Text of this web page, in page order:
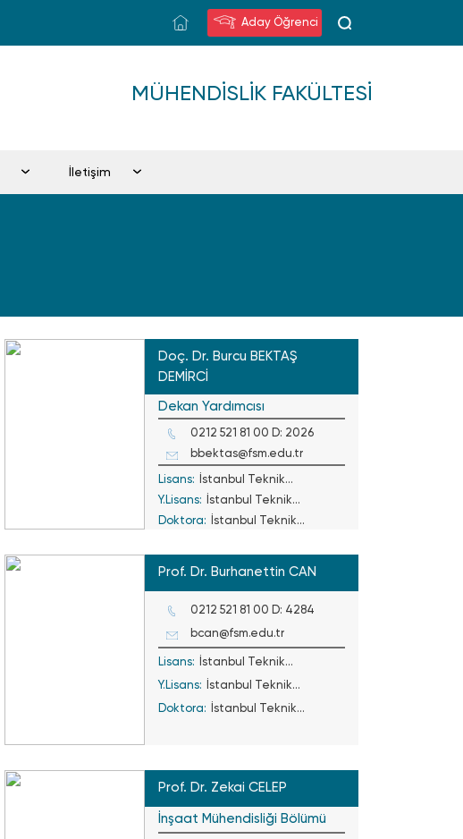
Aday Öğrenci
MÜHENDISLIK FAKÜLTESI
İletişim
Doç. Dr. Burcu BEKTAŞ
DEMİRCİ
Dekan Yardımcısı
0212 521 81 00 D: 2026
bbektas@fsm.edu.tr
Lisans: İstanbul Teknik
Üniversitesi
Y.Lisans: İstanbul Teknik
Üniversitesi
Doktora: İstanbul Teknik
Prof. Dr. Burhanettin CAN
0212 521 81 00 D: 4284
bcan@fsm.edu.tr
Lisans: İstanbul Teknik
Üniversitesi
Y.Lisans: İstanbul Teknik
Üniversitesi
Doktora: İstanbul Teknik
Prof. Dr. Zekai CELEP
İnşaat Mühendisliği Bölümü